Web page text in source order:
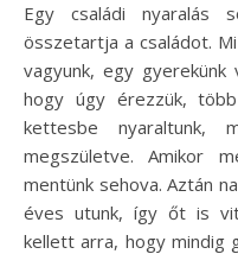
Egy családi nyaralás sosem árthat. Összehozza és
összetartja a családot.
vagyunk, egy
hogy úgy érezzük,
kettesbe nyaraltunk,
megszületve. Amikor
mentünk sehova. Aztán
éves utunk, így őt is
kellett arra, hogy mindig